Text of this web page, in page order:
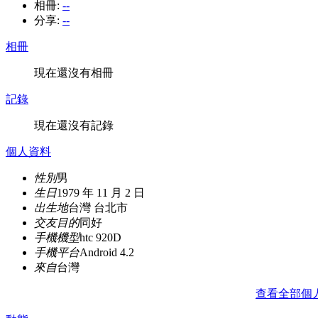
相冊: --
分享: --
相冊
現在還沒有相冊
記錄
現在還沒有記錄
個人資料
性別男
生日1979 年 11 月 2 日
出生地台灣 台北市
交友目的同好
手機機型htc 920D
手機平台Android 4.2
來自台灣
查看全部個